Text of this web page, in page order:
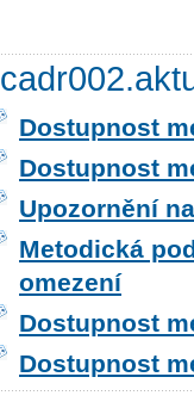
Dostupnost
Dostupnost
Upozornění
Metodická
omezení
Dostupnost
Dostupnost